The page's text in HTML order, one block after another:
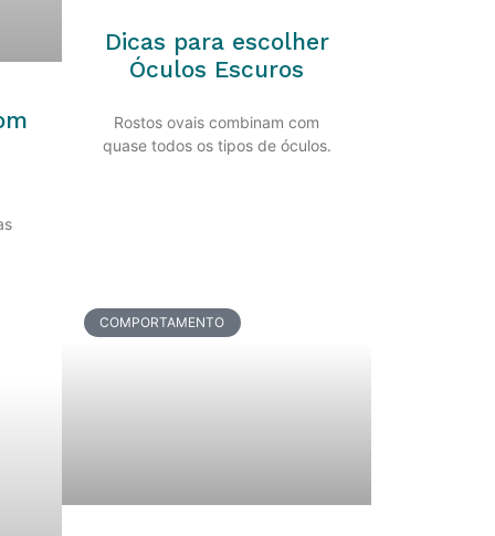
Dicas para escolher
Óculos Escuros
Rostos ovais combinam com
quase todos os tipos de óculos.
COMPORTAMENTO